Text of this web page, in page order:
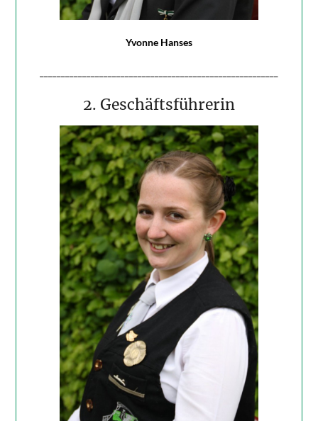
Yvonne Hanses
2. Geschäftsführerin